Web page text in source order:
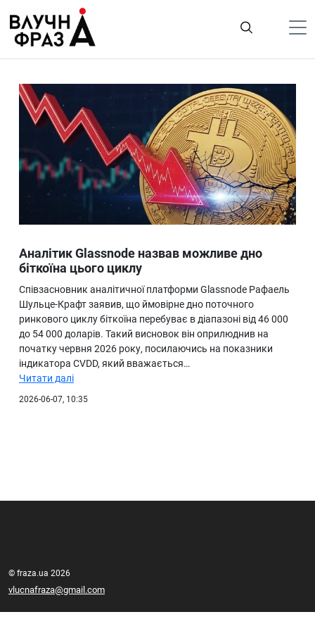
содержимому
Гроші
Життя
Лайфстайл
ТехноНаука
Ukraine
Про нас
Аналітик Glassnode назвав можливе дно
біткоїна цього циклу
Співзасновник аналітичної платформи Glassnode Рафаель
Шульце-Крафт заявив, що ймовірне дно поточного
ринкового циклу біткоїна перебуває в діапазоні від 46 000
до 54 000 доларів. Такий висновок він оприлюднив на
початку червня 2026 року, посилаючись на показники
індикатора CVDD, який вважається…
Читати далі
2026-06-07, 10:35
© fraza.ua 2026
vlucnafraza@gmail.com